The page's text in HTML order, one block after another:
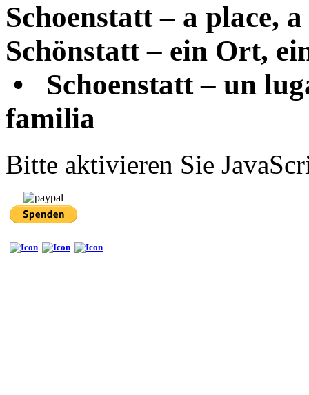
Schoenstatt – a
Schönstatt – ein Ort,
•
Schoenstatt – un
familia
Bitte aktivieren Sie